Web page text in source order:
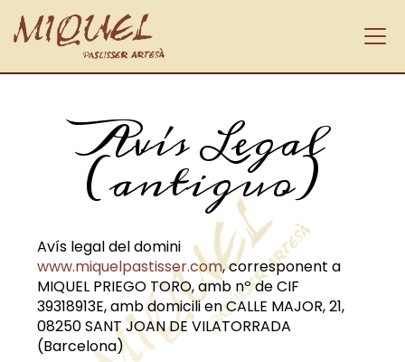
Avís Legal
(antiguo)
Avís legal del domini
www.miquelpastisser.com, corresponent a
MIQUEL PRIEGO TORO, amb nº de CIF
39318913E, amb domicili enCALLE MAJOR, 21,
08250SANT JOAN DE VILATORRADA
(Barcelona)